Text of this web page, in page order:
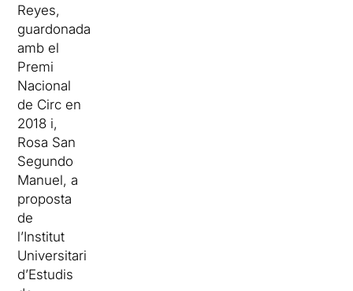
Reyes,
guardonada
amb el
Premi
Nacional
de Circ en
2018 i,
Rosa San
Segundo
Manuel, a
proposta
de
l’Institut
Universitari
d’Estudis